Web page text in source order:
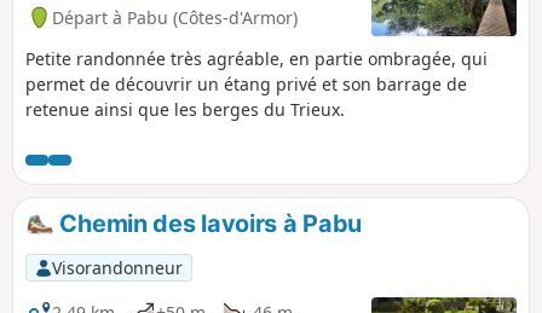
Départ à Pabu (Côtes-d'Armor)
Petite randonnée très agréable, en partie ombragée, qui
permet de découvrir un étang privé et son barrage de
retenue ainsi que les berges du Trieux.
Chemin des lavoirs à Pabu
Visorandonneur